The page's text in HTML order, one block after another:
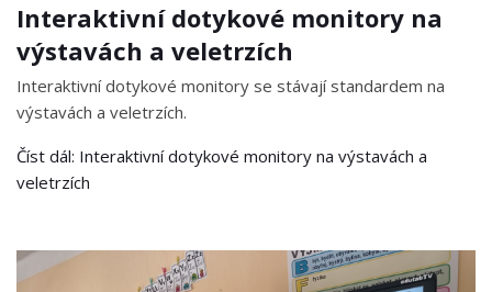
Interaktivní dotykové monitory na
výstavách a veletrzích
Interaktivní dotykové monitory se stávají standardem na
výstavách a veletrzích.
Číst dál: Interaktivní dotykové monitory na výstavách a
veletrzích